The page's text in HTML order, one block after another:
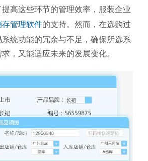
高这些环节的管理效率，服装企业
存管理软件的支持。然而，在选购过
统功能的冗余与不足，确保所选系
，又能适应未来的发展变化。